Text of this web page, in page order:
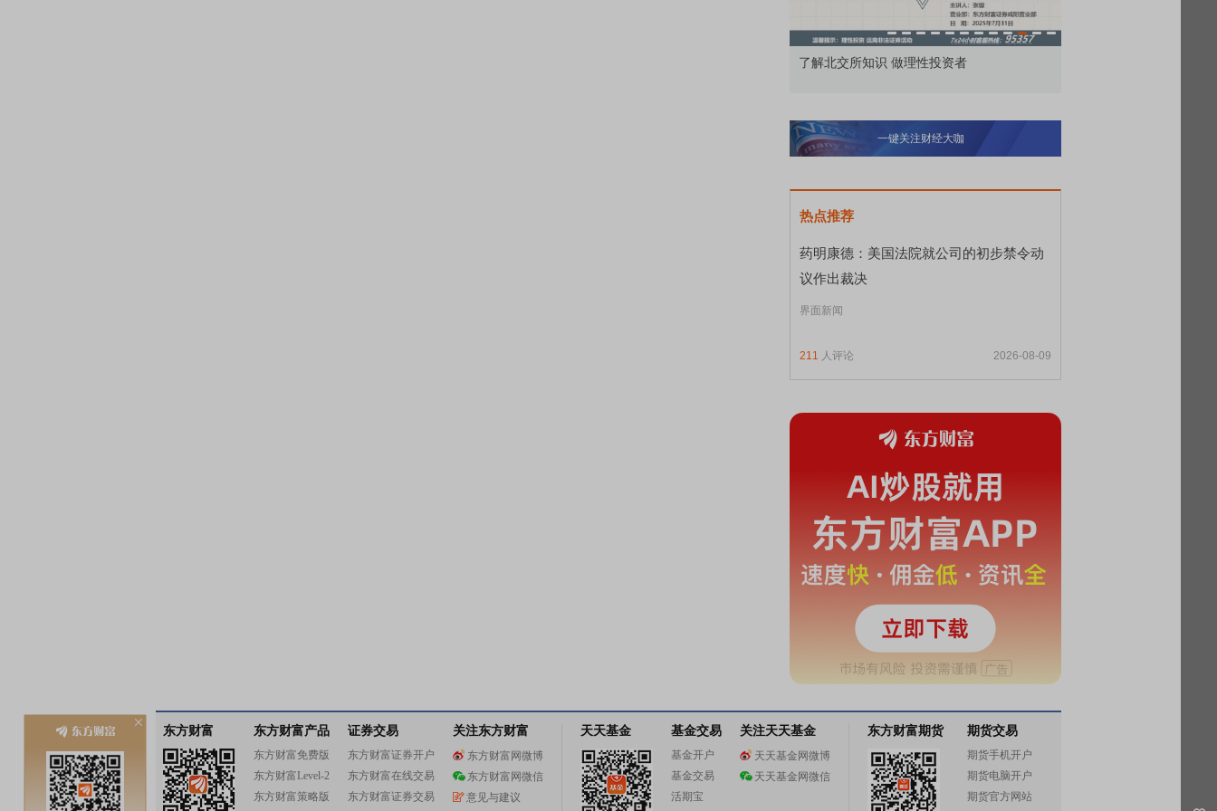
了解北交所知识 做理性投资者
一键关注财经大咖
热点推荐
药明康德：美国法院就公司的初步禁令动
议作出裁决
界面新闻
211 人评论 2026-08-09
东方财富 东方财富产品
东方财富免费版
东方财富Level-2
东方财富策略版
证券交易
东方财富证券开户
东方财富在线交易
东方财富证券交易
关注东方财富
东方财富网微博
东方财富网微信
意见与建议
天天基金 基金交易
基金开户
基金交易
活期宝
关注天天基金
天天基金网微博
天天基金网微信
东方财富期货 期货交易
期货手机开户
期货电脑开户
期货官方网站